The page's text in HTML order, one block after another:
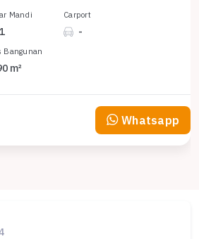
Mandi
1
Carport
-
Bangunan
m²
Whatsapp